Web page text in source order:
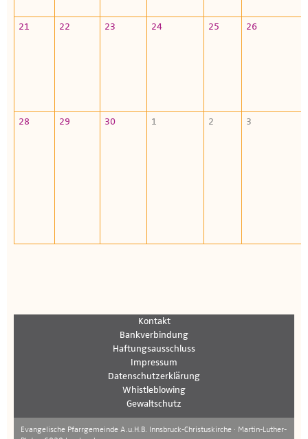
21 22 23 24 25 26
28 29 30 1 2 3
Kontakt
Bankverbindung
Haftungsausschluss
Impressum
Datenschutzerklärung
Whistleblowing
Gewaltschutz
Evangelische Pfarrgemeinde A.u.H.B. Innsbruck-Christuskirche · Martin-Luther-